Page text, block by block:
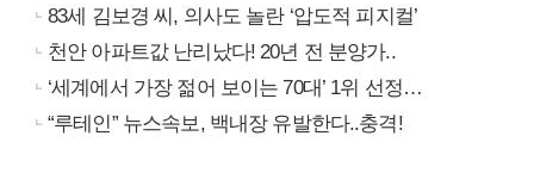
83세 김보경 씨, 의사도 놀란 ‘압도적 피지컬’
천안 아파트값 난리났다! 20년 전 분양가..
‘세계에서 가장 젊어 보이는 70대’ 1위 선정…
“루테인” 뉴스속보, 백내장 유발한다..충격!